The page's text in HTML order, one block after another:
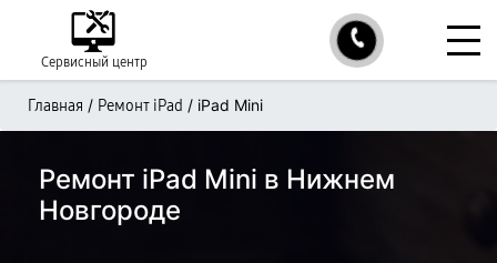
Сервисный центр
Главная / Ремонт iPad / iPad Mini
Ремонт iPad Mini в Нижнем
Новгороде